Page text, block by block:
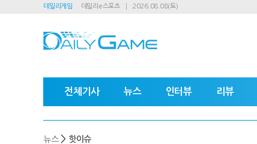
데일리게임 데일리e스포츠 2026.08.08(토)
전체기사 뉴스 인터뷰 리뷰
뉴스 > 핫이슈